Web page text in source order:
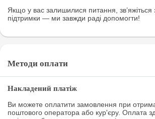
Якщо у вас залишилися питання,
підтримки — ми завжди раді допомогти!
Методи оплати
Накладений платіж
Ви можете оплатити замовлення при
поштового оператора або кур'єру. Оплата